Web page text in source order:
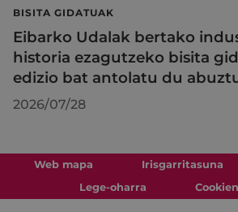
BISITA GIDATUAK
Eibarko Udalak bertako
historia ezagutzeko bisita
edizio bat antolatu du
2026/07/28
Web mapa Irisgarritasuna
Lege-oharra